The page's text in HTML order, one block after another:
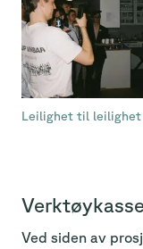
Leilighet til leilighet
Ved siden av